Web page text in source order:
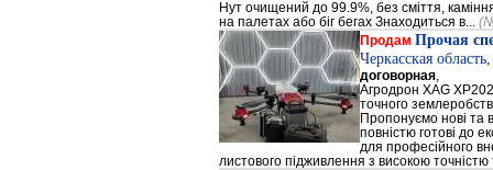
Нут очищений до 99.9%, без сміття,
на палетах або біг бегах Знаходиться в...
Продам Прочая
Черкасская
договорная
Агродрон XAG
точного
Пропонуємо нові та
повністю готові до
для професійного
листового підживлення з високою